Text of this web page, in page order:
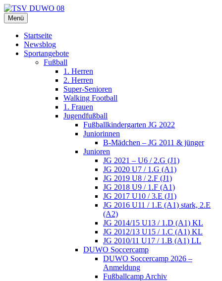
Zum
Inhalt
springen
TSV DUWO 08
Hamburg Sportverein Ohlstedt
Menü
Startseite
Newsblog
Sportangebote
Fußball
1. Herren
2. Herren
Super-Senioren
Walking Football
1. Frauen
Jugendfußball
Fußballkindergarten JG 2022
Juniorinnen
B-Mädchen – JG 2011 & jünger
Junioren
JG 2021 – U6 / 2.G (J1)
JG 2020 U7 / 1.G (A1)
JG 2019 U8 / 2.F (J1)
JG 2018 U9 / 1.F (A1)
JG 2017 U10 / 3.E (J1)
JG 2016 U11 / 1.E (A1) stark, 2.E
(A2)
JG 2014/15 U13 / 1.D (A1) KL
JG 2012/13 U15 / 1.C (A1) KL
JG 2010/11 U17 / 1.B (A1) LL
DUWO Soccercamp
DUWO Soccercamp 2026 –
Anmeldung
Fußballcamp Archiv